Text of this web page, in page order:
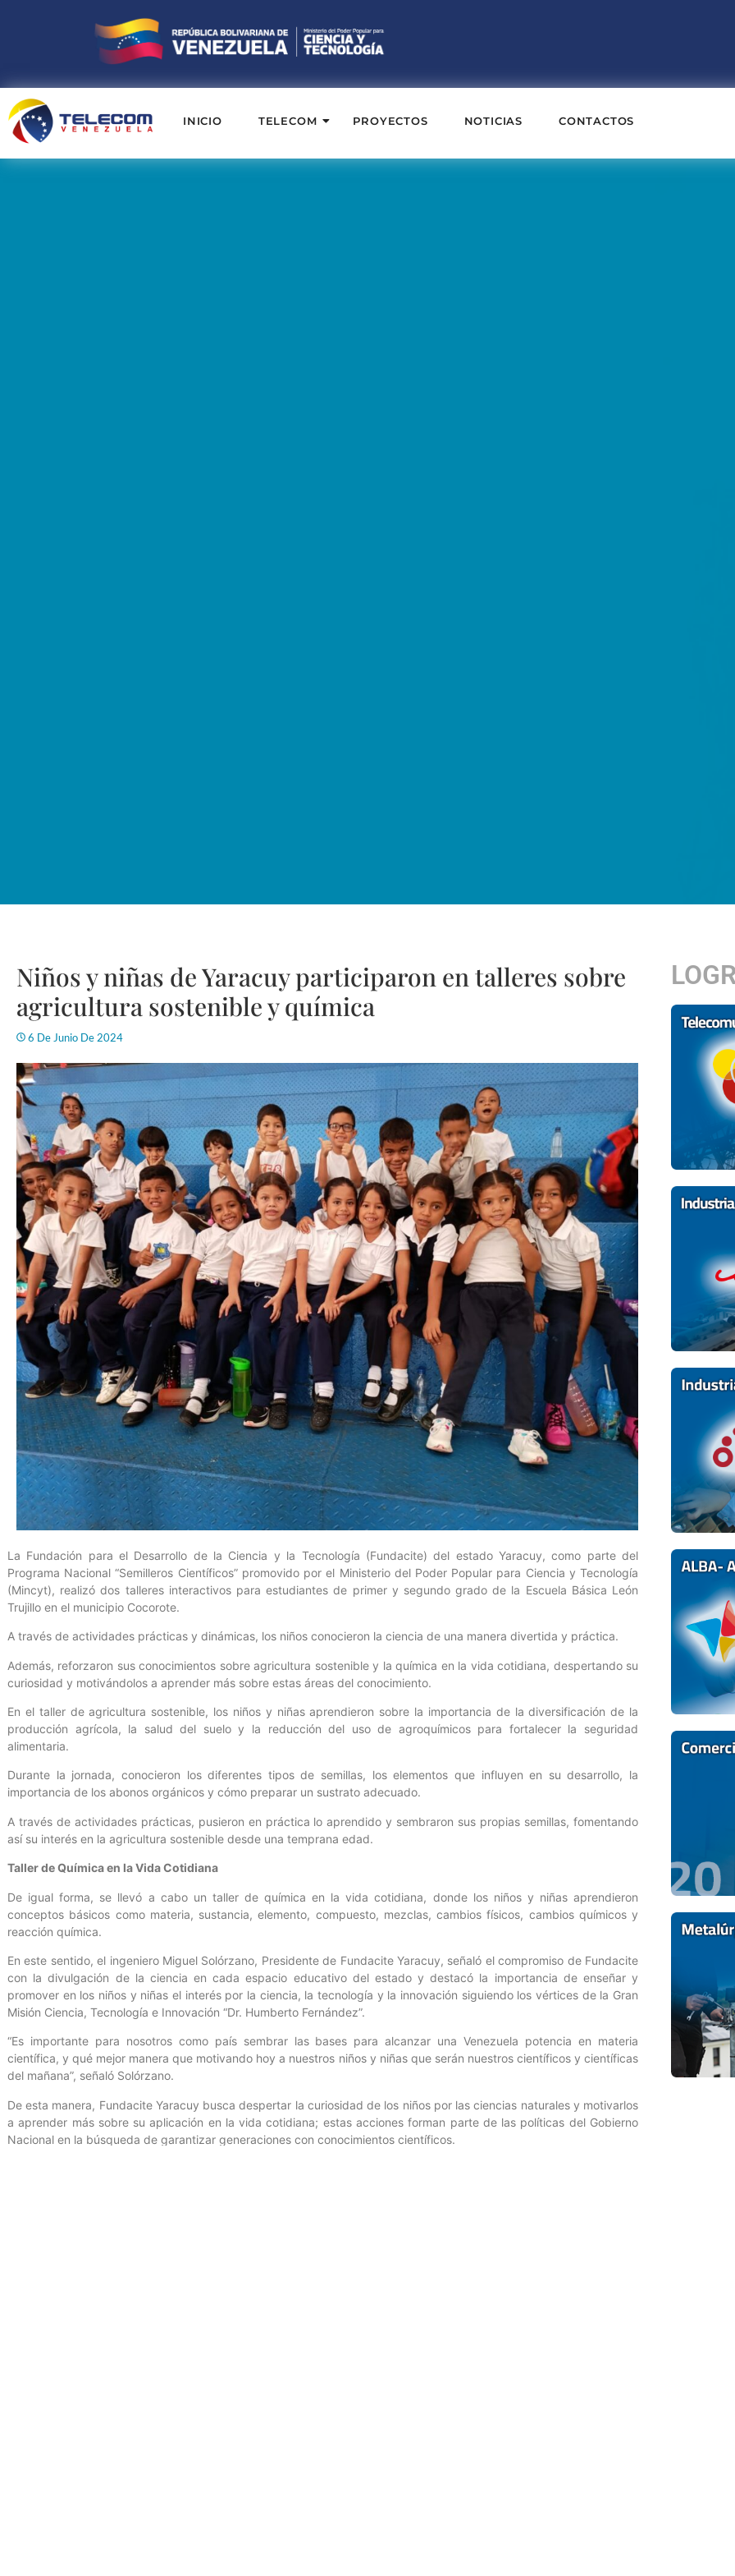
INICIO TELECOM PROYECTOS NOTICIAS CONTACTOS
Niños y niñas de Yaracuy participaron en talleres sobre
agricultura sostenible y química
6 De Junio De 2024
La Fundación para el Desarrollo de la Ciencia y la Tecnología (Fundacite) del estado Yaracuy, como parte del
Programa Nacional “Semilleros Científicos” promovido por el Ministerio del Poder Popular para Ciencia y Tecnología
(Mincyt), realizó dos talleres interactivos para estudiantes de primer y segundo grado de la Escuela Básica León
Trujillo en el municipio Cocorote.
A través de actividades prácticas y dinámicas, los niños conocieron la ciencia de una manera divertida y práctica.
Además, reforzaron sus conocimientos sobre agricultura sostenible y la química en la vida cotidiana, despertando su
curiosidad y motivándolos a aprender más sobre estas áreas del conocimiento.
En el taller de agricultura sostenible, los niños y niñas aprendieron sobre la importancia de la diversificación de la
producción agrícola, la salud del suelo y la reducción del uso de agroquímicos para fortalecer la seguridad
alimentaria.
Durante la jornada, conocieron los diferentes tipos de semillas, los elementos que influyen en su desarrollo, la
importancia de los abonos orgánicos y cómo preparar un sustrato adecuado.
A través de actividades prácticas, pusieron en práctica lo aprendido y sembraron sus propias semillas, fomentando
así su interés en la agricultura sostenible desde una temprana edad.
Taller de Química en la Vida Cotidiana
De igual forma, se llevó a cabo un taller de química en la vida cotidiana, donde los niños y niñas aprendieron
conceptos básicos como materia, sustancia, elemento, compuesto, mezclas, cambios físicos, cambios químicos y
reacción química.
En este sentido, el ingeniero Miguel Solórzano, Presidente de Fundacite Yaracuy, señaló el compromiso de Fundacite
con la divulgación de la ciencia en cada espacio educativo del estado y destacó la importancia de enseñar y
promover en los niños y niñas el interés por la ciencia, la tecnología y la innovación siguiendo los vértices de la Gran
Misión Ciencia, Tecnología e Innovación “Dr. Humberto Fernández”.
“Es importante para nosotros como país sembrar las bases para alcanzar una Venezuela potencia en materia
científica, y qué mejor manera que motivando hoy a nuestros niños y niñas que serán nuestros científicos y científicas
del mañana”, señaló Solórzano.
De esta manera, Fundacite Yaracuy busca despertar la curiosidad de los niños por las ciencias naturales y motivarlos
a aprender más sobre su aplicación en la vida cotidiana; estas acciones forman parte de las políticas del Gobierno
Nacional en la búsqueda de garantizar generaciones con conocimientos científicos.